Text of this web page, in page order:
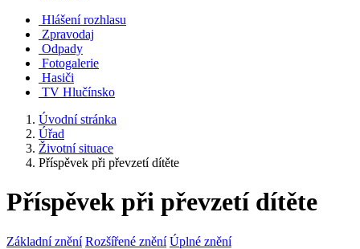
Hlášení rozhlasu
Zpravodaj
Odpady
Fotogalerie
Hasiči
TV Hlučínsko
Úvodní stránka
Úřad
Životní situace
Příspěvek při převzetí dítěte
Příspěvek při převzetí dítěte
Základní znění Rozšířené znění Úplné znění